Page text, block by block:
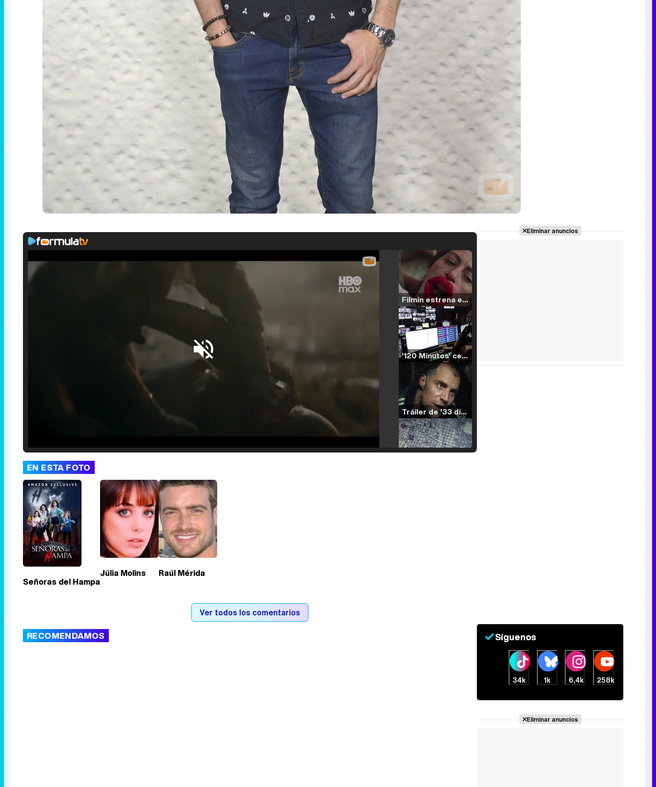
Filmin estrena el tráiler de 'Millennial Mal', su nueva comedia universitaria de la mano de Lorena Iglesias
'120 Minutos' celebra sus 2.000 programas en Telemadrid con un vídeo del día a día en la redacción
Tráiler de '33 días', la nueva serie de Atresplayer con Julián Villagrán y José Manuel Poga
EN ESTA FOTO
Señoras del Hampa
Júlia Molins Raúl Mérida
Ver todos los comentarios
RECOMENDAMOS
Eliminar anuncios
Síguenos
34k 1k 6,4k 258k
Eliminar anuncios